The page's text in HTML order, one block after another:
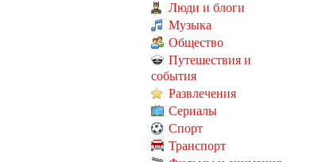
Люди и блоги
Музыка
Общество
Путешествия и
события
Развлечения
Сериалы
Спорт
Транспорт